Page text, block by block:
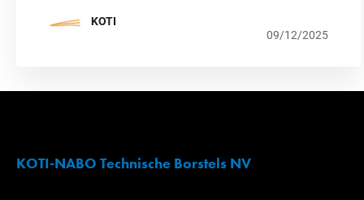
KOTI
09/12/2025
KOTI-NABO Technische Borstels NV